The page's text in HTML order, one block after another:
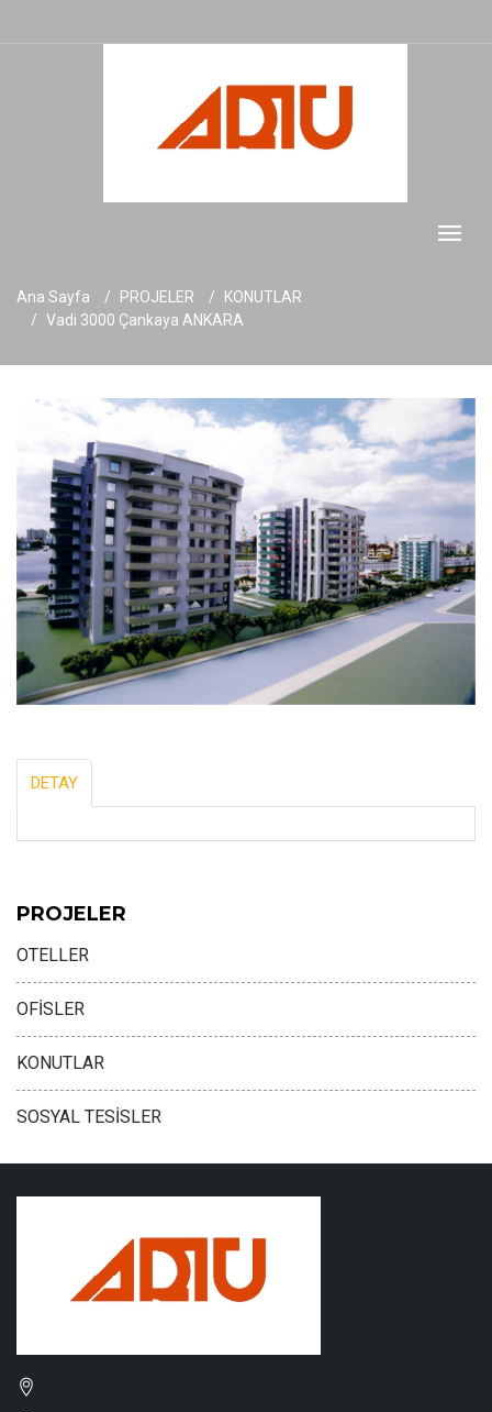
Ana Sayfa PROJELER
KONUTLAR
Vadi 3000 Çankaya ANKARA
DETAY
PROJELER
OTELLER
OFİSLER
KONUTLAR
SOSYAL TESİSLER